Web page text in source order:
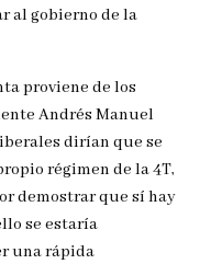
al gobierno de la
proviene de los
Andrés Manuel
dirían que se
régimen de la 4T,
demostrar que sí hay
se estaría
una rápida